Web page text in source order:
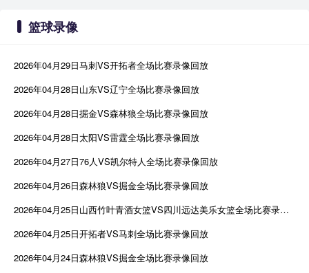
篮球录像
2026年04月29日马刺VS开拓者全场比赛录像回放
2026年04月28日山东VS辽宁全场比赛录像回放
2026年04月28日掘金VS森林狼全场比赛录像回放
2026年04月28日太阳VS雷霆全场比赛录像回放
2026年04月27日76人VS凯尔特人全场比赛录像回放
2026年04月26日森林狼VS掘金全场比赛录像回放
2026年04月25日山西竹叶青酒女篮VS四川远达美乐女篮全场比赛录像回放
2026年04月25日开拓者VS马刺全场比赛录像回放
2026年04月24日森林狼VS掘金全场比赛录像回放